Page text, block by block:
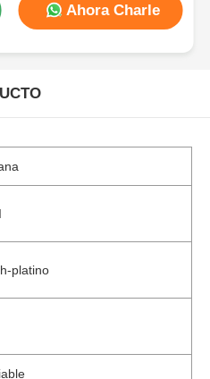
Ahora Charle
platino